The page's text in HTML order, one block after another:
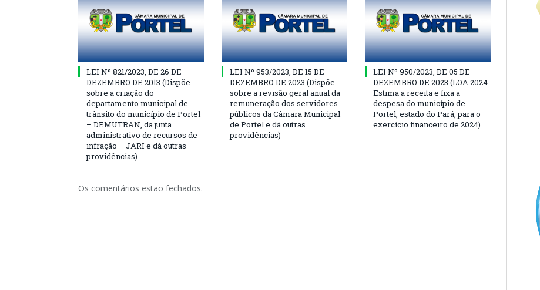
LEI Nº 821/2023, DE 26 DE
DEZEMBRO DE 2013 (Dispõe
sobre a criação do
departamento municipal de
trânsito do município de Portel
– DEMUTRAN, da junta
administrativo de recursos de
infração – JARI e dá outras
providências)
LEI Nº 953/2023, DE 15 DE
DEZEMBRO DE 2023 (Dispõe
sobre a revisão geral anual da
remuneração dos servidores
públicos da Câmara Municipal
de Portel e dá outras
providências)
LEI Nº 950/2023, DE 05 DE
DEZEMBRO DE 2023 (LOA 2024
Estima a receita e fixa a
despesa do município de
Portel, estado do Pará, para o
exercício financeiro de 2024)
Os comentários estão fechados.